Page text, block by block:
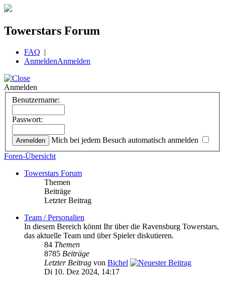
Towerstars Forum
FAQ |
AnmeldenAnmelden
Anmelden
Benutzername:
Passwort:
Mich bei jedem Besuch automatisch anmelden
Foren-Übersicht
Towerstars Forum
Themen
Beiträge
Letzter Beitrag
Team / Personalien
In diesem Bereich könnt Ihr über die Ravensburg Towerstars,
das aktuelle Team und über Spieler diskutieren.
84 Themen
8785 Beiträge
Letzter Beitrag von Bichel
Di 10. Dez 2024, 14:17